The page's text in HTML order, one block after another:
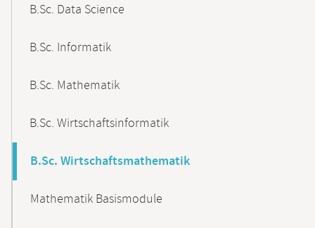
B.Sc. Data Science
B.Sc. Informatik
B.Sc. Mathematik
B.Sc. Wirtschaftsinformatik
B.Sc. Wirtschaftsmathematik
Mathematik Basismodule